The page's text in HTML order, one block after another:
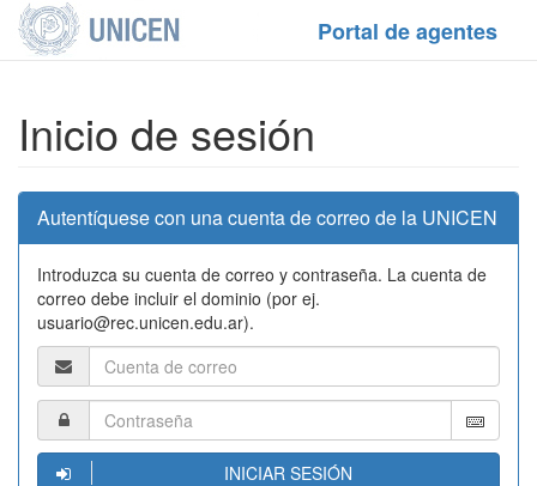
Portal de agentes
Inicio de sesión
Autentíquese con una cuenta de correo de la UNICEN
Introduzca su cuenta de correo y contraseña. La cuenta de
correo debe incluir el dominio (por ej.
usuario@rec.unicen.edu.ar).
INICIAR SESIÓN